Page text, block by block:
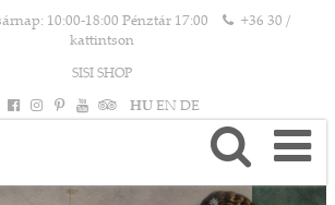
10:00-18:00 Pénztár 17:00
+36 30 /
kattintson
SISI SHOP
HU EN DE